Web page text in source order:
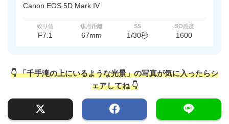
Canon EOS 5D Mark IV
絞り値
F7.1
焦点距離
67mm
SS
1/30秒
ISO感度
1600
👇 「千手滝の上にいるような光景」の写真が気に入ったらシ
ェアしてね 👇